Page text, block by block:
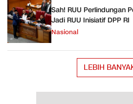
Sah! RUU Perlindungan
Jadi RUU Inisiatif DPP RI
Nasional
LEBIH